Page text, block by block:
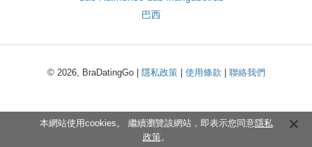
巴西
© 2026, BraDatingGo | 隱私政策| 使用條款 聯絡我們
本網站使用cookies。 繼續瀏覽該網站，即表示您同意隱私
政策。